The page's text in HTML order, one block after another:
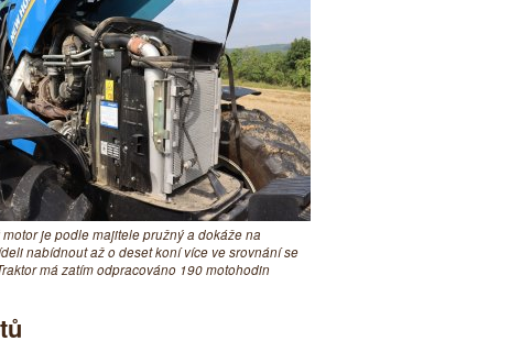
je podle majitele pružný a dokáže na
nabídnout až o deset koní více ve srovnání se
má zatím odpracováno 190 motohodin